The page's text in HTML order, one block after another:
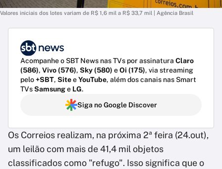
Valores iniciais dos lotes variam de R$ 1,6 mil a R$ 33,7 mil | Agência Brasil
Acompanhe o SBT News nas TVs por assinatura Claro
(586), Vivo (576), Sky (580) eOi (175), via streaming
pelo+SBT, SiteeYouTube, além dos canais nas Smart
TVsSamsunge LG.
Siga no Google Discover
Os Correios realizam, na próxima 2ª feira (24.out),
um leilão com mais de 41,4 mil objetos
classificados como "refugo". Isso significa que o